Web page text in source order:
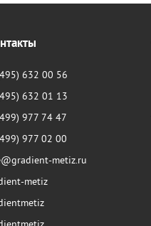
632 00 56
632 01 13
977 74 47
977 02 00
metiz.ru
metiz